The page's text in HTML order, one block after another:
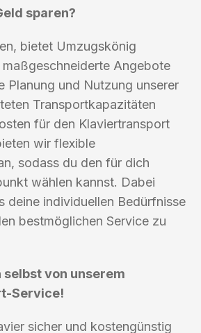
sparen?
bietet Umzugskönig
maßgeschneiderte Angebote
Planung und Nutzung unserer
Transportkapazitäten
für den Klaviertransport
wir flexible
sodass du den für dich
wählen kannst. Dabei
deine individuellen Bedürfnisse
bestmöglichen Service zu
von unserem
Service!
sicher und kostengünstig